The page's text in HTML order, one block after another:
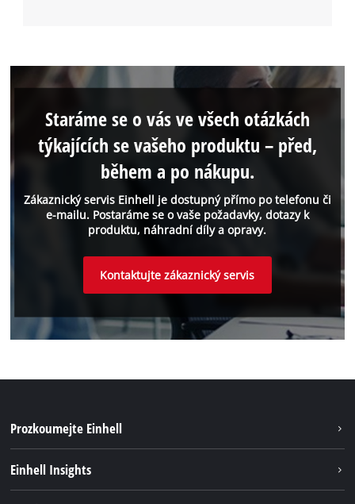
Zákaznický servis Einhell je dostupný přímo po telefonu či
e-mailu. Postaráme se o vaše požadavky, dotazy k
produktu, náhradní díly a opravy.
Staráme se o vás ve všech otázkách
týkajících se vašeho produktu – před,
během a po nákupu.
Kontaktujte zákaznický servis
Prozkoumejte Einhell
Einhell Insights